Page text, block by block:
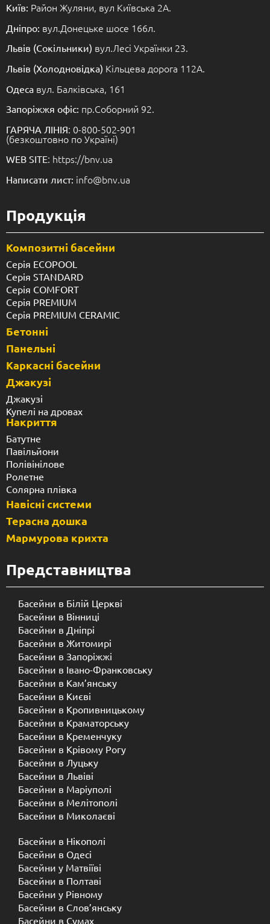
Київ: Район Жуляни, вул Київська 2А.
Дніпро: вул.Донецьке шосе 166л.
Львів (Сокільники) вул.Лесі Українки 23.
Львів (Холодновідка) Кільцева дорога 112А.
Одеса вул. Балківська, 161
Запоріжжя офіс: пр.Соборний 92.
ГАРЯЧА ЛІНІЯ: 0-800-502-901
(безкоштовно по Україні)
WEB SITE: https://bnv.ua
Написати лист: info@bnv.ua
Продукція
Композитні басейни
Серія ECOPOOL
Серія STANDARD
Серія COMFORT
Серія PREMIUM
Серія PREMIUM CERAMIC
Бетонні
Панельні
Каркасні басейни
Джакузі
Джакузі
Купелі на дровах
Накриття
Батутне
Павільйони
Полівінілове
Ролетне
Солярна плівка
Навісні системи
Терасна дошка
Мармурова крихта
Представництва
Басейни в Білій Церкві
Басейни в Вінниці
Басейни в Дніпрі
Басейни в Житомирі
Басейни в Запоріжжі
Басейни в Івано-Франковську
Басейни в Кам’янську
Басейни в Києві
Басейни в Кропивницькому
Басейни в Краматорську
Басейни в Кременчуку
Басейни в Крівому Рогу
Басейни в Луцьку
Басейни в Львіві
Басейни в Маріуполі
Басейни в Мелітополі
Басейни в Миколаєві
Басейни в Нікополі
Басейни в Одесі
Басейни у Матвіїві
Басейни в Полтаві
Басейни у ​​Рівному
Басейни в Слов’янську
Басейни в Сумах